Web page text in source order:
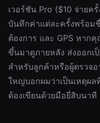
เวอร์ชัน Pro ($10 จ่ายค
บันทึกค่าแต่ละครั้งพร้อม
ต้องการ และ GPS หากคุ
ขึ้นมาดูภายหลัง ส่งออกเ
สำหรับลูกค้าหรือผู้ตรวจ
ใหญ่บอกผมว่าเป็นเหตุผล
ต้องเขียนด้วยมือยี่สิบนา